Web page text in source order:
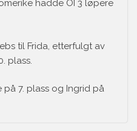
hadde OI 3 løpere
til Frida, etterfulgt av
plass.
på 7. plass og Ingrid på